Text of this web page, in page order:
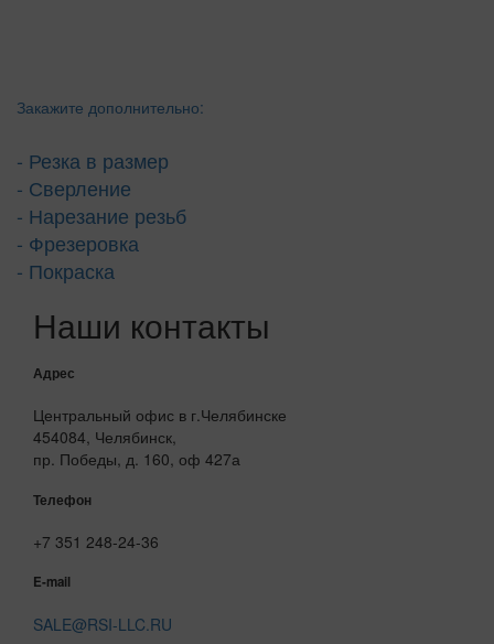
Закажите дополнительно:
- Резка в размер
- Сверление
- Нарезание резьб
- Фрезеровка
- Покраска
Наши контакты
Адрес
Центральный офис в г.Челябинске
454084, Челябинск,
пр. Победы, д. 160, оф 427а
Телефон
+7 351 248-24-36
E-mail
SALE@RSI-LLC.RU